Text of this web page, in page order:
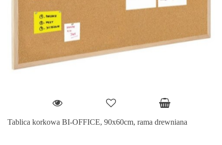
Tablica korkowa BI-OFFICE, 90x60cm, rama drewniana